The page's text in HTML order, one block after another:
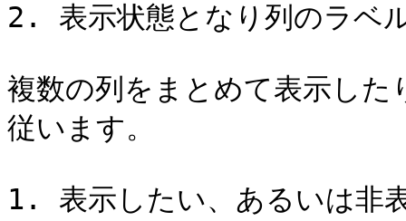
2. 表示状態となり列のラベ
複数の列をまとめて表示した
従います。
1. 表示したい、あるいは非